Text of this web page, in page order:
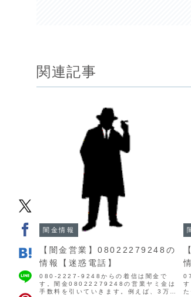
関連記事
闇金情報
【闇金営業】08022279248の
情報【迷惑電話】
080-2227-9248からの着信は闇金で
す。闇金08022279248の営業ヤミ金は
手数料を引いていきます。例えば、3万円